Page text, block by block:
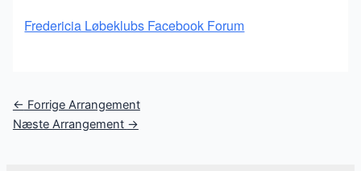
Fredericia Løbeklubs Facebook Forum
Post
navigation
← Forrige Arrangement
Næste Arrangement →